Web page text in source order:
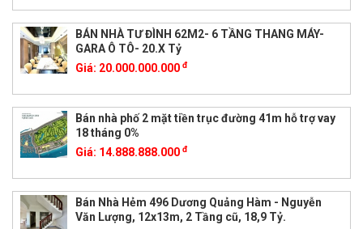
BÁN NHÀ TƯ ĐÌNH 62M2- 6 TẦNG THANG MÁY-
GARA Ô TÔ- 20.X Tỷ
Giá: 20.000.000.000 đ
Bán nhà phố 2 mặt tiền trục đường 41m hỗ trợ vay
18 tháng 0%
Giá: 14.888.888.000 đ
Bán Nhà Hẻm 496 Dương Quảng Hàm - Nguyễn
Văn Lượng, 12x13m, 2 Tầng cũ, 18,9 Tỷ.